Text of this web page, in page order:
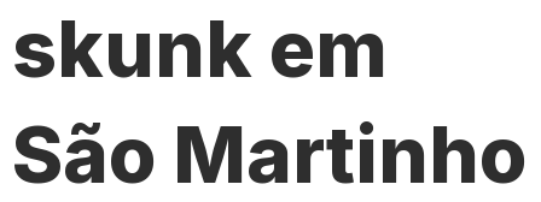
skunk em
São Martinho